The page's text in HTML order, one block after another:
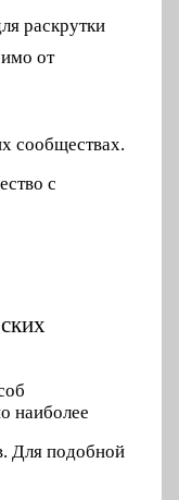
раскрутки
от
сообществах.
с
наиболее
Для подобной